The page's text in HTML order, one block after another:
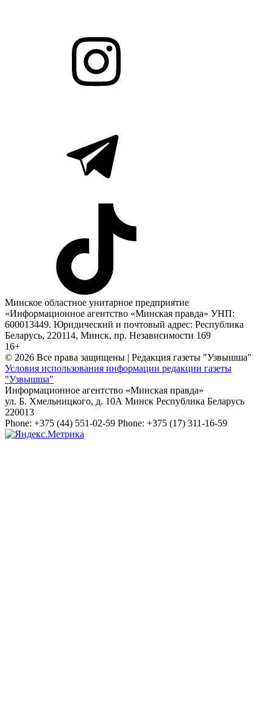
Минское областное унитарное предприятие
«Информационное агентство «Минская правда» УНП:
600013449. Юридический и почтовый адрес: Республика
Беларусь, 220114, Минск, пр. Независимости 169
16+
© 2026 Все права защищены | Редакция газеты "Узвышша"
Условия использования информации редакции газеты
"Узвышша"
Информационное агентство «Минская правда»
ул. Б. Хмельницкого, д. 10А Минск Республика Беларусь
220013
Phone: +375 (44) 551-02-59 Phone: +375 (17) 311-16-59